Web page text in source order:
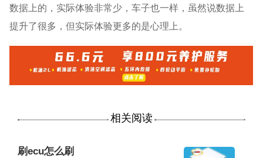
数据上的，实际体验非常少，车子也一样，虽然说数据上
提升了很多，但实际体验更多的是心理上。
相关阅读
刷ecu怎么刷